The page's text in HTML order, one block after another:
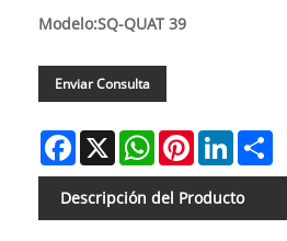
Modelo:SQ-QUAT 39
Enviar Consulta
Facebook
X WhatsAppPinterestLinkedIn
Descripción del Producto